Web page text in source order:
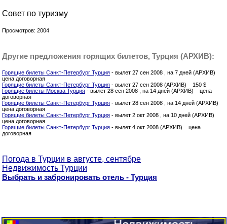
Совет по туризму
Просмотров: 2004
Другие предложения горящих билетов, Турция (АРХИВ):
Горящие билеты Санкт-Петербург Турция - вылет 27 сен 2008 , на 7 дней (АРХИВ)
цена договорная
Горящие билеты Санкт-Петербург Турция - вылет 27 сен 2008 (АРХИВ) 150 $
Горящие билеты Москва Турция - вылет 28 сен 2008 , на 14 дней (АРХИВ) цена
договорная
Горящие билеты Санкт-Петербург Турция - вылет 28 сен 2008 , на 14 дней (АРХИВ)
цена договорная
Горящие билеты Санкт-Петербург Турция - вылет 2 окт 2008 , на 10 дней (АРХИВ)
цена договорная
Горящие билеты Санкт-Петербург Турция - вылет 4 окт 2008 (АРХИВ) цена
договорная
Погода в Турции в августе, сентябре
Недвижимость Турции
Выбрать и забронировать отель - Турция